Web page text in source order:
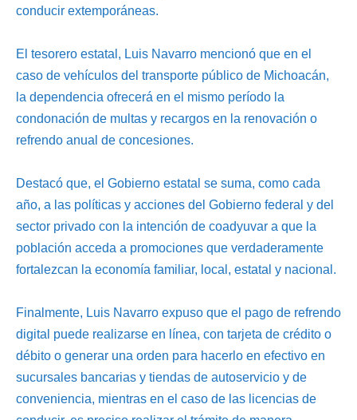
conducir extemporáneas.
El tesorero estatal, Luis Navarro mencionó que en el
caso de vehículos del transporte público de Michoacán,
la dependencia ofrecerá en el mismo período la
condonación de multas y recargos en la renovación o
refrendo anual de concesiones.
Destacó que, el Gobierno estatal se suma, como cada
año, a las políticas y acciones del Gobierno federal y del
sector privado con la intención de coadyuvar a que la
población acceda a promociones que verdaderamente
fortalezcan la economía familiar, local, estatal y nacional.
Finalmente, Luis Navarro expuso que el pago de refrendo
digital puede realizarse en línea, con tarjeta de crédito o
débito o generar una orden para hacerlo en efectivo en
sucursales bancarias y tiendas de autoservicio y de
conveniencia, mientras en el caso de las licencias de